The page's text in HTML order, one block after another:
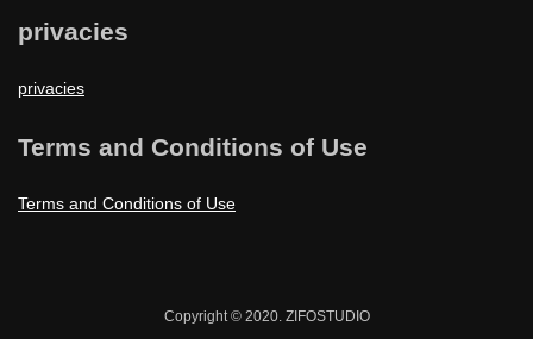
privacies
privacies
Terms and Conditions of Use
Terms and Conditions of Use
Copyright © 2020. ZIFOSTUDIO